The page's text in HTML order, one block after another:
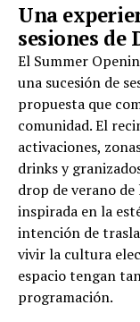
Una
sesiones de
El Summer
una sucesión de
propuesta que
comunidad. El
activaciones,
drinks y
drop de verano
inspirada en la
intención de
vivir la cultura
espacio tengan
programación.